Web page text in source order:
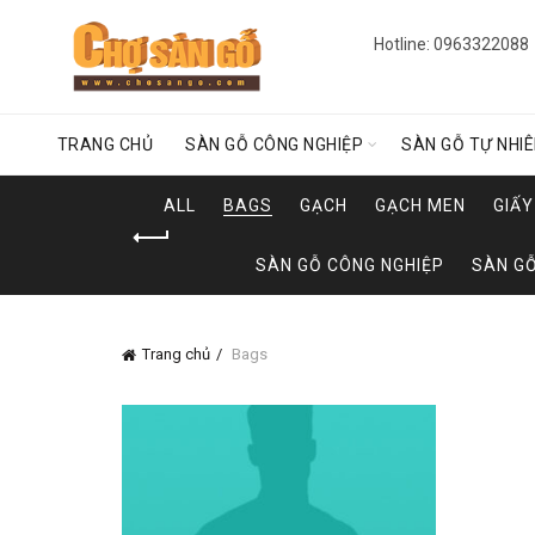
Hotline: 0963322088
TRANG CHỦ SÀN GỖ CÔNG NGHIỆP SÀN GỖ TỰ
ALL BAGS GẠCH GẠCH MEN
SÀN GỖ CÔNG NGHIỆP SÀN
Trang chủ Bags